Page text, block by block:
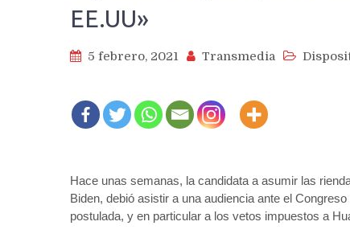
EE.UU»
5 febrero, 2021 Transmedia
Hace unas semanas, la candidata a asumir las
Biden, debió asistir a una audiencia ante el
postulada, y en particular a los vetos impuestos a